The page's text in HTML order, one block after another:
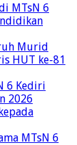
MTsN 6
Murid
HUT ke-81
6 Kediri
2026
MTsN 6